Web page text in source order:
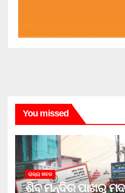
You missed
ରାଜ୍ୟ ଖବର
ଶିବ ମନ୍ଦିର ପାଖରୁ